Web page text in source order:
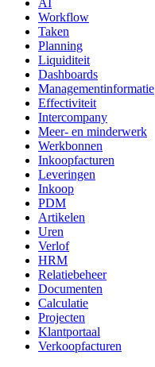
Workflow
Taken
Planning
Liquiditeit
Dashboards
Managementinformatie
Effectiviteit
Intercompany
Meer- en minderwerk
Werkbonnen
Inkoopfacturen
Leveringen
Inkoop
PDM
Artikelen
Uren
Verlof
HRM
Relatiebeheer
Documenten
Calculatie
Projecten
Klantportaal
Verkoopfacturen